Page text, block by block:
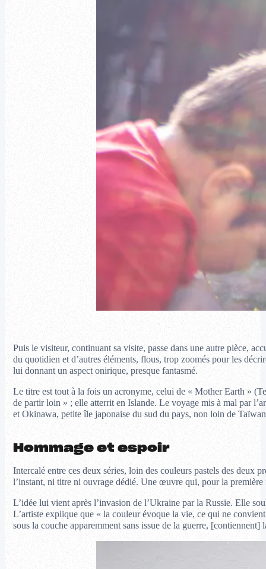
Puis le visiteur, continuant sa visite, passe dans une autre pièce,
du quotidien et d’autres éléments, flous, trop zoomés pour les
lui donnant un aspect onirique, presque fantasmé.
Le titre est tout à la fois un acronyme, celui de « Mother Earth »
de partir loin » ; elle atterrit en Islande. Le voyage mis à mal par
et Okinawa, petite île japonaise du sud du pays, non loin de
Hommage et espoir
Intercalé entre ces deux séries, loin des couleurs pastels des deux
l’instant, ni titre ni ouvrage dédié. Une œuvre qui, pour la
L’idée lui vient après l’invasion de l’Ukraine par la Russie. Elle
L’artiste explique que « la couleur évoque la vie, ce qui ne
sous la couche apparemment sans issue de la guerre,